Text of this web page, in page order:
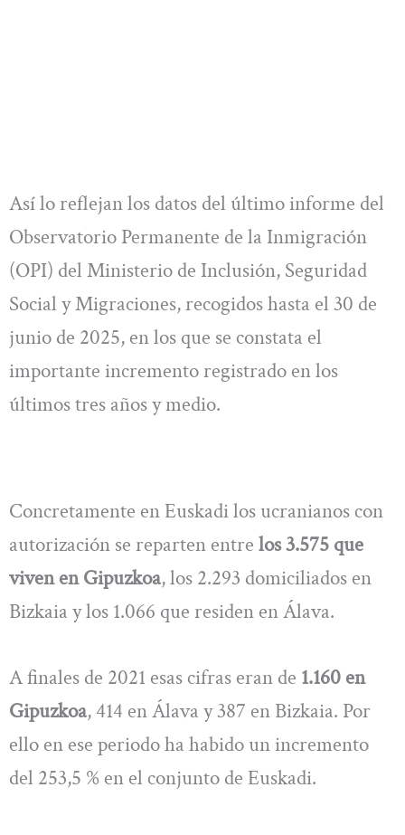
Así lo reflejan los datos del último informe del
Observatorio Permanente de la Inmigración
(OPI) del Ministerio de Inclusión, Seguridad
Social y Migraciones, recogidos hasta el 30 de
junio de 2025, en los que se constata el
importante incremento registrado en los
últimos tres años y medio.
Concretamente en Euskadi los ucranianos con
autorización se reparten entre los 3.575 que
viven en Gipuzkoa, los 2.293 domiciliados en
Bizkaia y los 1.066 que residen en Álava.
A finales de 2021 esas cifras eran de 1.160 en
Gipuzkoa, 414 en Álava y 387 en Bizkaia. Por
ello en ese periodo ha habido un incremento
del 253,5 % en el conjunto de Euskadi.